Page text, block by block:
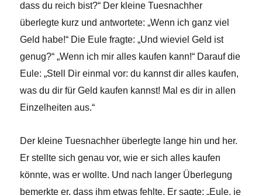
dass du reich bist?“ Der kleine Tuesnachher
überlegte kurz und antwortete: „Wenn ich ganz viel
Geld habe!“ Die Eule fragte: „Und wieviel Geld ist
genug?“ „Wenn ich mir alles kaufen kann!“ Darauf die
Eule: „Stell Dir einmal vor: du kannst dir alles kaufen,
was du dir für Geld kaufen kannst! Mal es dir in allen
Einzelheiten aus.“
Der kleine Tuesnachher überlegte lange hin und her.
Er stellte sich genau vor, wie er sich alles kaufen
könnte, was er wollte. Und nach langer Überlegung
bemerkte er, dass ihm etwas fehlte. Er sagte: „Eule, je